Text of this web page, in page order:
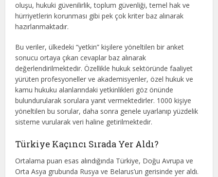
oluşu, hukuki güvenilirlik, toplum güvenliği, temel hak ve
hürriyetlerin korunması gibi pek çok kriter baz alınarak
hazırlanmaktadır.
Bu veriler, ülkedeki “yetkin” kişilere yöneltilen bir anket
sonucu ortaya çıkan cevaplar baz alınarak
değerlendirilmektedir. Özellikle hukuk sektöründe faaliyet
yürüten profesyoneller ve akademisyenler, özel hukuk ve
kamu hukuku alanlarındaki yetkinlikleri göz önünde
bulundurularak sorulara yanıt vermektedirler. 1000 kişiye
yöneltilen bu sorular, daha sonra genele uyarlanıp yüzdelik
sisteme vurularak veri haline getirilmektedir.
Türkiye Kaçıncı Sırada Yer Aldı?
Ortalama puan esas alındığında Türkiye, Doğu Avrupa ve
Orta Asya grubunda Rusya ve Belarus’un gerisinde yer aldı.